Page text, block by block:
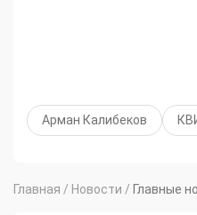
Арман Калибеков
Главная / Новости / Главные